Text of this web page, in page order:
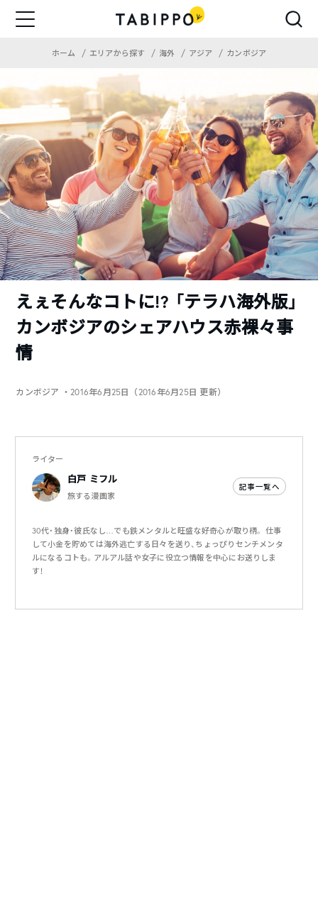
ホーム エリアから探す 海外 アジア カンボジア
えぇそんなコトに!? 「テラハ海外版」
カンボジアのシェアハウス赤裸々事
情
カンボジア ・2016年6月25日（2016年6月25日 更新）
ライター
白戸 ミフル
旅する漫画家
記事一覧へ
30代・独身・彼氏なし…でも鉄メンタルと旺盛な好奇心が取り柄。 仕事
して小金を貯めては海外逃亡する日々を送り、ちょっぴりセンチメンタ
ルになるコトも。アルアル話や女子に役立つ情報を中心にお送りしま
す！